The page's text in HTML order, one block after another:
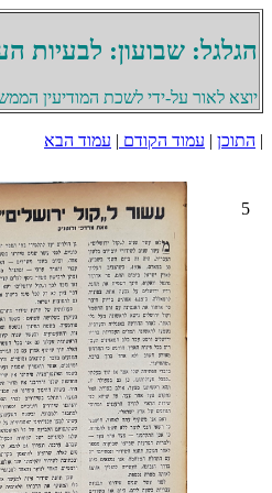
הגלגל: שבועון: לבעיות
יוצא לאור על-ידי לשכת המודיעין
| התוכן | עמוד הקודם | עמוד הבא
5